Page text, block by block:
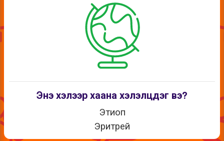
Энэ хэлээр хаана хэлэлцдэг вэ?
Этиоп
Эритрей